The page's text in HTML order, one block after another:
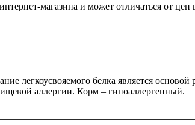
магазина и может отличаться от
легкоусвояемого белка является
аллергии. Корм – гипоаллергенный.